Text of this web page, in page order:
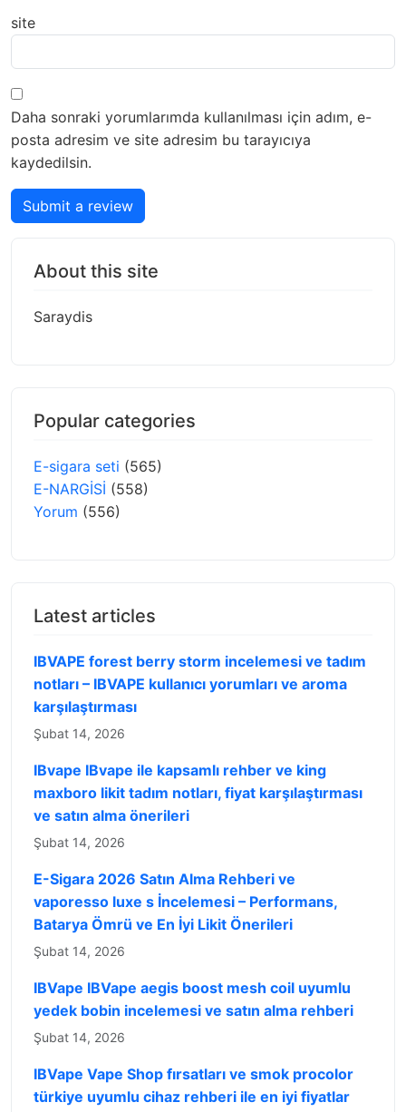
site
Daha sonraki yorumlarımda kullanılması için adım, e-
posta adresim ve site adresim bu tarayıcıya
kaydedilsin.
Submit a review
About this site
Saraydis
Popular categories
E-sigara seti (565)
E-NARGİSİ (558)
Yorum (556)
Latest articles
IBVAPE forest berry storm incelemesi ve tadım
notları – IBVAPE kullanıcı yorumları ve aroma
karşılaştırması
Şubat 14, 2026
IBvape IBvape ile kapsamlı rehber ve king
maxboro likit tadım notları, fiyat karşılaştırması
ve satın alma önerileri
Şubat 14, 2026
E-Sigara 2026 Satın Alma Rehberi ve
vaporesso luxe s İncelemesi – Performans,
Batarya Ömrü ve En İyi Likit Önerileri
Şubat 14, 2026
IBVape IBVape aegis boost mesh coil uyumlu
yedek bobin incelemesi ve satın alma rehberi
Şubat 14, 2026
IBVape Vape Shop fırsatları ve smok procolor
türkiye uyumlu cihaz rehberi ile en iyi fiyatlar